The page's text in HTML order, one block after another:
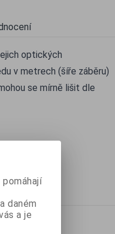
optických
v metrech (šíře záběru)
se mírně lišit dle
daném
a je